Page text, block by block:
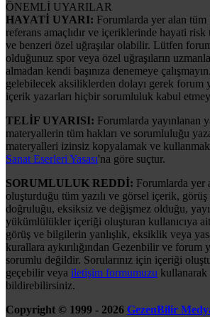
ÖNEMLİ UYARILAR
HAYATİ UYARI: Forumlarda yer alan tüm
referans amaçlıdır ve içeriklerinde hayati risk
ve benzeri özel uğraşılar olabilir. Lütfen
olduğunuz spor veya özel uğraşıların
almadan kendi başınıza denemeye
gelebilecek aksiliklerden dolayı gerek forum
içerik yazarları hiçbir sorumluluk kabul
TELİF UYARISI: Forumlarda yayınlanan
materyallerin tüm hakları ve sorumluluğu
materyalleri izinsiz kopyalamak ve kullanmak
Sanat Eserleri Yasası'na göre suçtur.
SORUMLULUK REDDİ: Forumlarda yer
oluşturduğu tüm yazılı ve görsel içerik,
doğruluğu, eksiksiz ve değişmez olduğu,
yükümlülükler içeriği oluşturan kullanıcıya
görüş ve bilgilerin yanlışlık, eksiklik veya
kurallara aykırılığından Gezenbilir ve
sorumlu değildir. Sorularınız için içeriği
geçebilir veya iletişim formumuzu
bildirebilirsiniz.
Copyright © 1999 - 2026 GezenBilir